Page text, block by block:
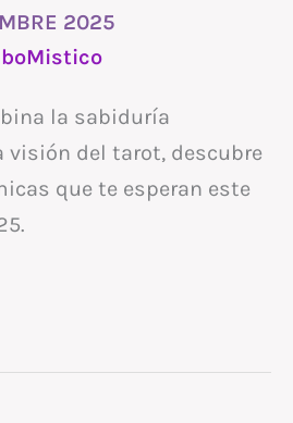
2025
la sabiduría
visión del tarot, descubre
que te esperan este